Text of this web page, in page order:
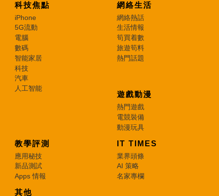
科技焦點
iPhone
5G流動
電腦
數碼
智能家居
科技
汽車
人工智能
網絡生活
網絡熱話
生活情報
筍買着數
旅遊筍料
熱門話題
遊戲動漫
熱門遊戲
電競裝備
動漫玩具
教學評測
應用秘技
新品測試
Apps 情報
IT TIMES
業界頭條
AI 策略
名家專欄
其他